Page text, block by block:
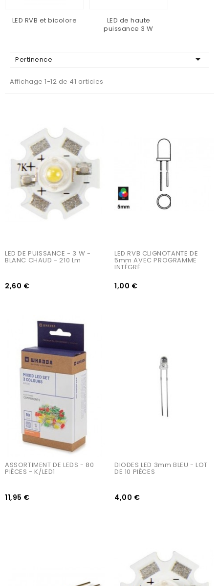
LED RVB et bicolore
LED de haute
puissance 3 W
Pertinence 
Affichage 1-12 de 41 articles
LED DE PUISSANCE - 3 W -
BLANC CHAUD - 210 Lm
2,60 €
LED RVB CLIGNOTANTE DE
5mm AVEC PROGRAMME
INTÉGRÉ
1,00 €
ASSORTIMENT DE LEDS - 80
PIÈCES - K/LED1
11,95 €
DIODES LED 3mm BLEU - LOT
DE 10 PIÈCES
4,00 €